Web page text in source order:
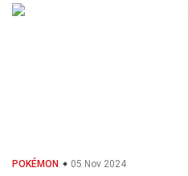
POKÉMON 05 Nov 2024